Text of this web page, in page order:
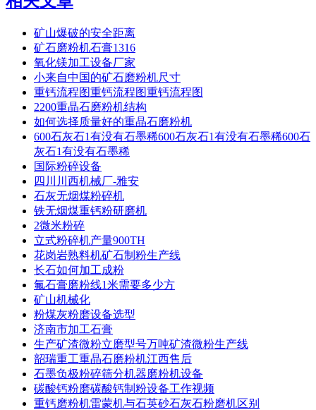
矿山爆破的安全距离
矿石磨粉机石膏1316
氧化镁加工设备厂家
小来自中国的矿石磨粉机尺寸
重钙流程图重钙流程图重钙流程图
2200重晶石磨粉机结构
如何选择质量好的重晶石磨粉机
600石灰石1有没有石墨稀600石灰石1有没有石墨稀600石
灰石1有没有石墨稀
国际粉碎设备
四川川西机械厂-雅安
石灰无烟煤粉碎机
铁无烟煤重钙粉研磨机
2微米粉碎
立式粉碎机产量900TH
花岗岩熟料机矿石制粉生产线
长石如何加工成粉
氟石膏磨粉线1米需要多少方
矿山机械化
粉煤灰粉磨设备选型
济南市加工石膏
生产矿渣微粉立磨型号万吨矿渣微粉生产线
韶瑞重工重晶石磨粉机江西售后
石墨负极粉碎筛分机器磨粉机设备
碳酸钙粉磨碳酸钙制粉设备工作视频
重钙磨粉机雷蒙机与石英砂石灰石粉磨机区别